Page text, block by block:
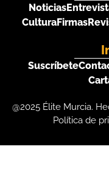
Noticias
CulturaFirmas
Suscríbete
@2025 Élite Murcia.
Política de